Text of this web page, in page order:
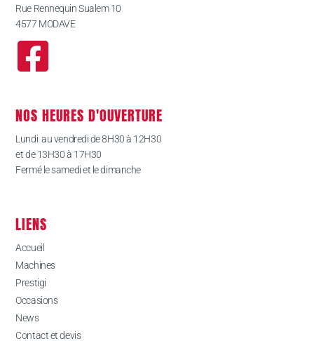
Rue Rennequin Sualem 10
4577 MODAVE
NOS HEURES D'OUVERTURE
Lundi au vendredi de 8H30 à 12H30
et de 13H30 à 17H30
Fermé le samedi et le dimanche
LIENS
Accueil
Machines
Prestigi
Occasions
News
Contact et devis